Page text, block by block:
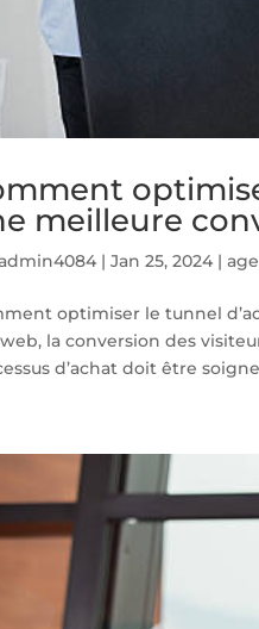
meilleure
|Jan 25, 2024 |
optimiser le tunnel
la conversion des
d’achat doit être